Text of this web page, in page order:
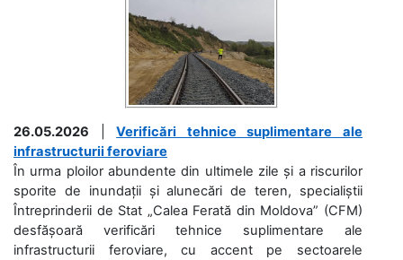
26.05.2026 |Verificări tehnice suplimentare ale
infrastructurii feroviare
În urma ploilor abundente din ultimele zile și a riscurilor
sporite de inundații și alunecări de teren, specialiștii
Întreprinderii de Stat „Calea Ferată din Moldova” (CFM)
desfășoară verificări tehnice suplimentare ale
infrastructurii feroviare, cu accent pe sectoarele